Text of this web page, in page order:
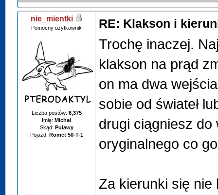
nie_mientki
Pomocny użytkownik
Liczba postów: 6,375
Imię: Michał
Skąd: Puławy
Pojazd: Romet 50-T-1
RE: Klakson i
Trochę inaczej.
klakson na prąd
on ma dwa
sobie od świateł
drugi ciągniesz do
oryginalnego co
Za kierunki się nie